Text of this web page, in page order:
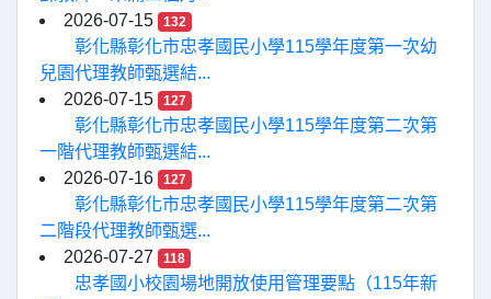
2026-07-15
132
彰化縣彰化市忠孝國民小學115學年度第一次幼
兒園代理教師甄選結...
2026-07-15
127
彰化縣彰化市忠孝國民小學115學年度第二次第
一階代理教師甄選結...
2026-07-16
127
彰化縣彰化市忠孝國民小學115學年度第二次第
二階段代理教師甄選...
2026-07-27
118
忠孝國小校園場地開放使用管理要點（115年新